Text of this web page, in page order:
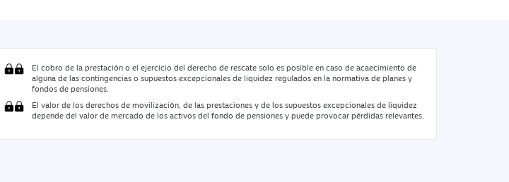
El cobro de la prestación o el ejercicio del derecho de rescate solo es posible en caso de acaecimiento de
alguna de las contingencias o supuestos excepcionales de liquidez regulados en la normativa de planes y
fondos de pensiones.
El valor de los derechos de movilización, de las prestaciones y de los supuestos excepcionales de liquidez
depende del valor de mercado de los activos del fondo de pensiones y puede provocar pérdidas relevantes.